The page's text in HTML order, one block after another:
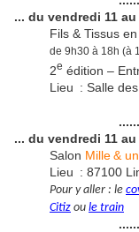
... du vendredi 11
Fils & Tissus
de 9h30 à 18h (à
2e édition –
Lieu : Salle
... du vendredi 11
Salon Mille &
Lieu : 87100
Pour y aller : le c
Citiz ou le train